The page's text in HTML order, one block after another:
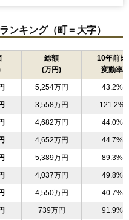
スヒル
浦2丁目
八景駅（13分）
万円
)
をする
浦3丁目
八景駅（18分）
ンキング（町＝大字）
総額
(万円)
10年前比
変動率
5,254万円 43.2%
3,558万円 121.2%
4,682万円 44.0%
4,652万円 44.7%
5,389万円 89.3%
4,037万円 49.8%
4,550万円 40.7%
739万円 91.9%